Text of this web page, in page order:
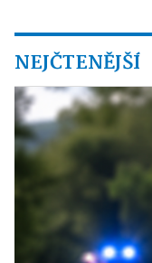
NEJČTENĚJŠÍ